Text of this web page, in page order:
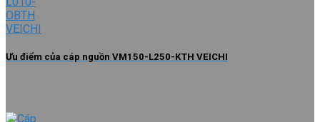
Ưu điểm của cáp nguồn VM150-L250-KTH VEICHI